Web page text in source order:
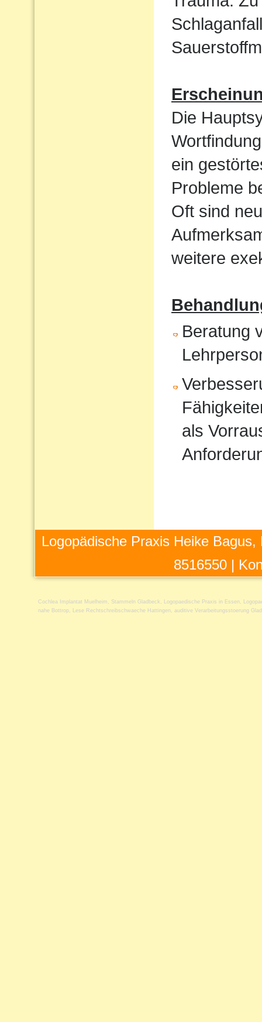
Die
ein
Probleme
Oft sind
weitere
Beratung
als
Logopädische Praxis Heike
8516550 |
Cochlea Implantat Muelheim , Stammeln Gladbeck , Logopaedische Praxis in Essen ,
nahe Bottrop, Lese Rechtschreibschwaeche Hattingen , auditive Verarbeitungsstoerung